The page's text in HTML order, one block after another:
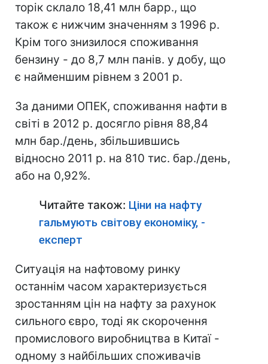
торік склало 18,41 млн барр., що
також є нижчим значенням з 1996 р.
Крім того знизилося споживання
бензину - до 8,7 млн панів. у добу, що
є найменшим рівнем з 2001 р.
За даними ОПЕК, споживання нафти в
світі в 2012 р. досягло рівня 88,84
млн бар./день, збільшившись
відносно 2011 р. на 810 тис. бар./день,
або на 0,92%.
Читайте також: Ціни на нафту
гальмують світову економіку, -
експерт
Ситуація на нафтовому ринку
останнім часом характеризується
зростанням цін на нафту за рахунок
сильного євро, тоді як скорочення
промислового виробництва в Китаї -
одному з найбільших споживачів